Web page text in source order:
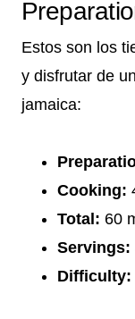
Estos son los
y disfrutar de
jamaica:
Cooking:
Total: 60
Servings:
Difficulty: